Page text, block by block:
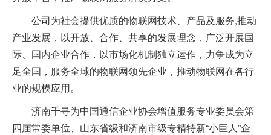
公司为社会提供优质的物联网技术、产品及服务,推动
产业发展，以开放、合作、共享的发展理念，广泛开展国
际、国内企业合作，以市场化机制独立运作，力争成为立
足全国，服务全球的物联网领先企业，推动物联网在各行
业的规模应用。
济南千寻为中国通信企业协会增值服务专业委员会第
四届常委单位、山东省级和济南市级专精特新“小巨人”企